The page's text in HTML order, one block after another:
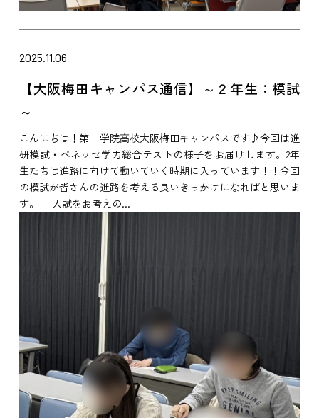
2025.11.06
【大阪梅田キャンパス通信】～２年生：模試
～
こんにちは！第一学院高校大阪梅田キャンパスです♪今回は進
研模試・ベネッセ学力総合テストの様子をお届けします。2年
生たちは進路に向けて動いていく時期に入っています！！今回
の模試が皆さんの進路を考える良いきっかけになればと思いま
す。 □入試をお考えの...